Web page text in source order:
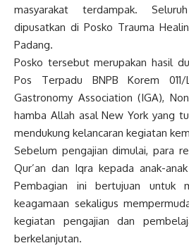
masyarakat terdampak.
dipusatkan di Posko Trauma
Padang.
Posko tersebut merupakan hasil
Pos Terpadu BNPB Korem 011/
Gastronomy Association (IGA),
hamba Allah asal New York yang
mendukung kelancaran kegiatan
Sebelum pengajian dimulai, para
Qur’an dan Iqra kepada anak-
Pembagian ini bertujuan untuk
keagamaan sekaligus
kegiatan pengajian dan
berkelanjutan.